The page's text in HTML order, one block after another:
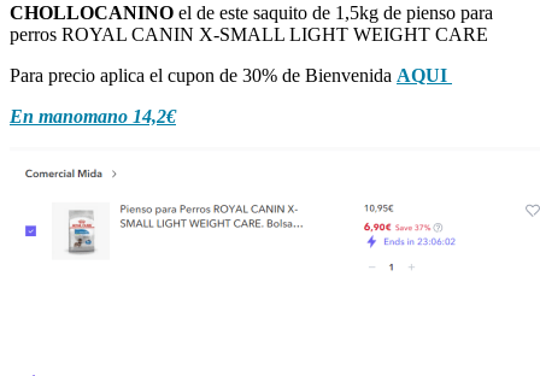
CHOLLOCANINO el de este saquito de 1,5kg de pienso para
perros ROYAL CANIN X-SMALL LIGHT WEIGHT CARE
Para precio aplica el cupon de 30% de Bienvenida AQUI
En manomano 14,2€